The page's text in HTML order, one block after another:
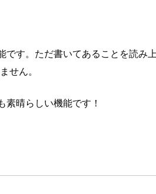
す。ただ書いてあることを読み
せん。
晴らしい機能です！